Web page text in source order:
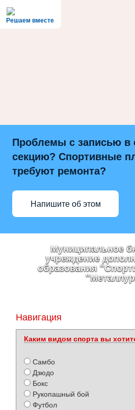
Решаем вместе
Проблемы с записью в
секцию? Спортивные
требуют ремонта?
Напишите об этом
Муниципальное
учреждение
образования
Навигация
Каким видом спорта вы
Самбо
Дзюдо
Бокс
Рукопашный бой
Футбол